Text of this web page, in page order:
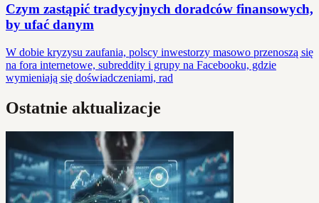
Czym zastąpić tradycyjnych doradców finansowych,
by ufać danym
W dobie kryzysu zaufania, polscy inwestorzy masowo przenoszą się
na fora internetowe, subreddity i grupy na Facebooku, gdzie
wymieniają się doświadczeniami, rad
Ostatnie aktualizacje